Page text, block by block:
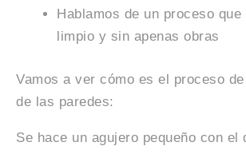
Hablamos de un proceso que
limpio y sin apenas obras
Vamos a ver cómo es el proceso
de las paredes:
Se hace un agujero pequeño con el